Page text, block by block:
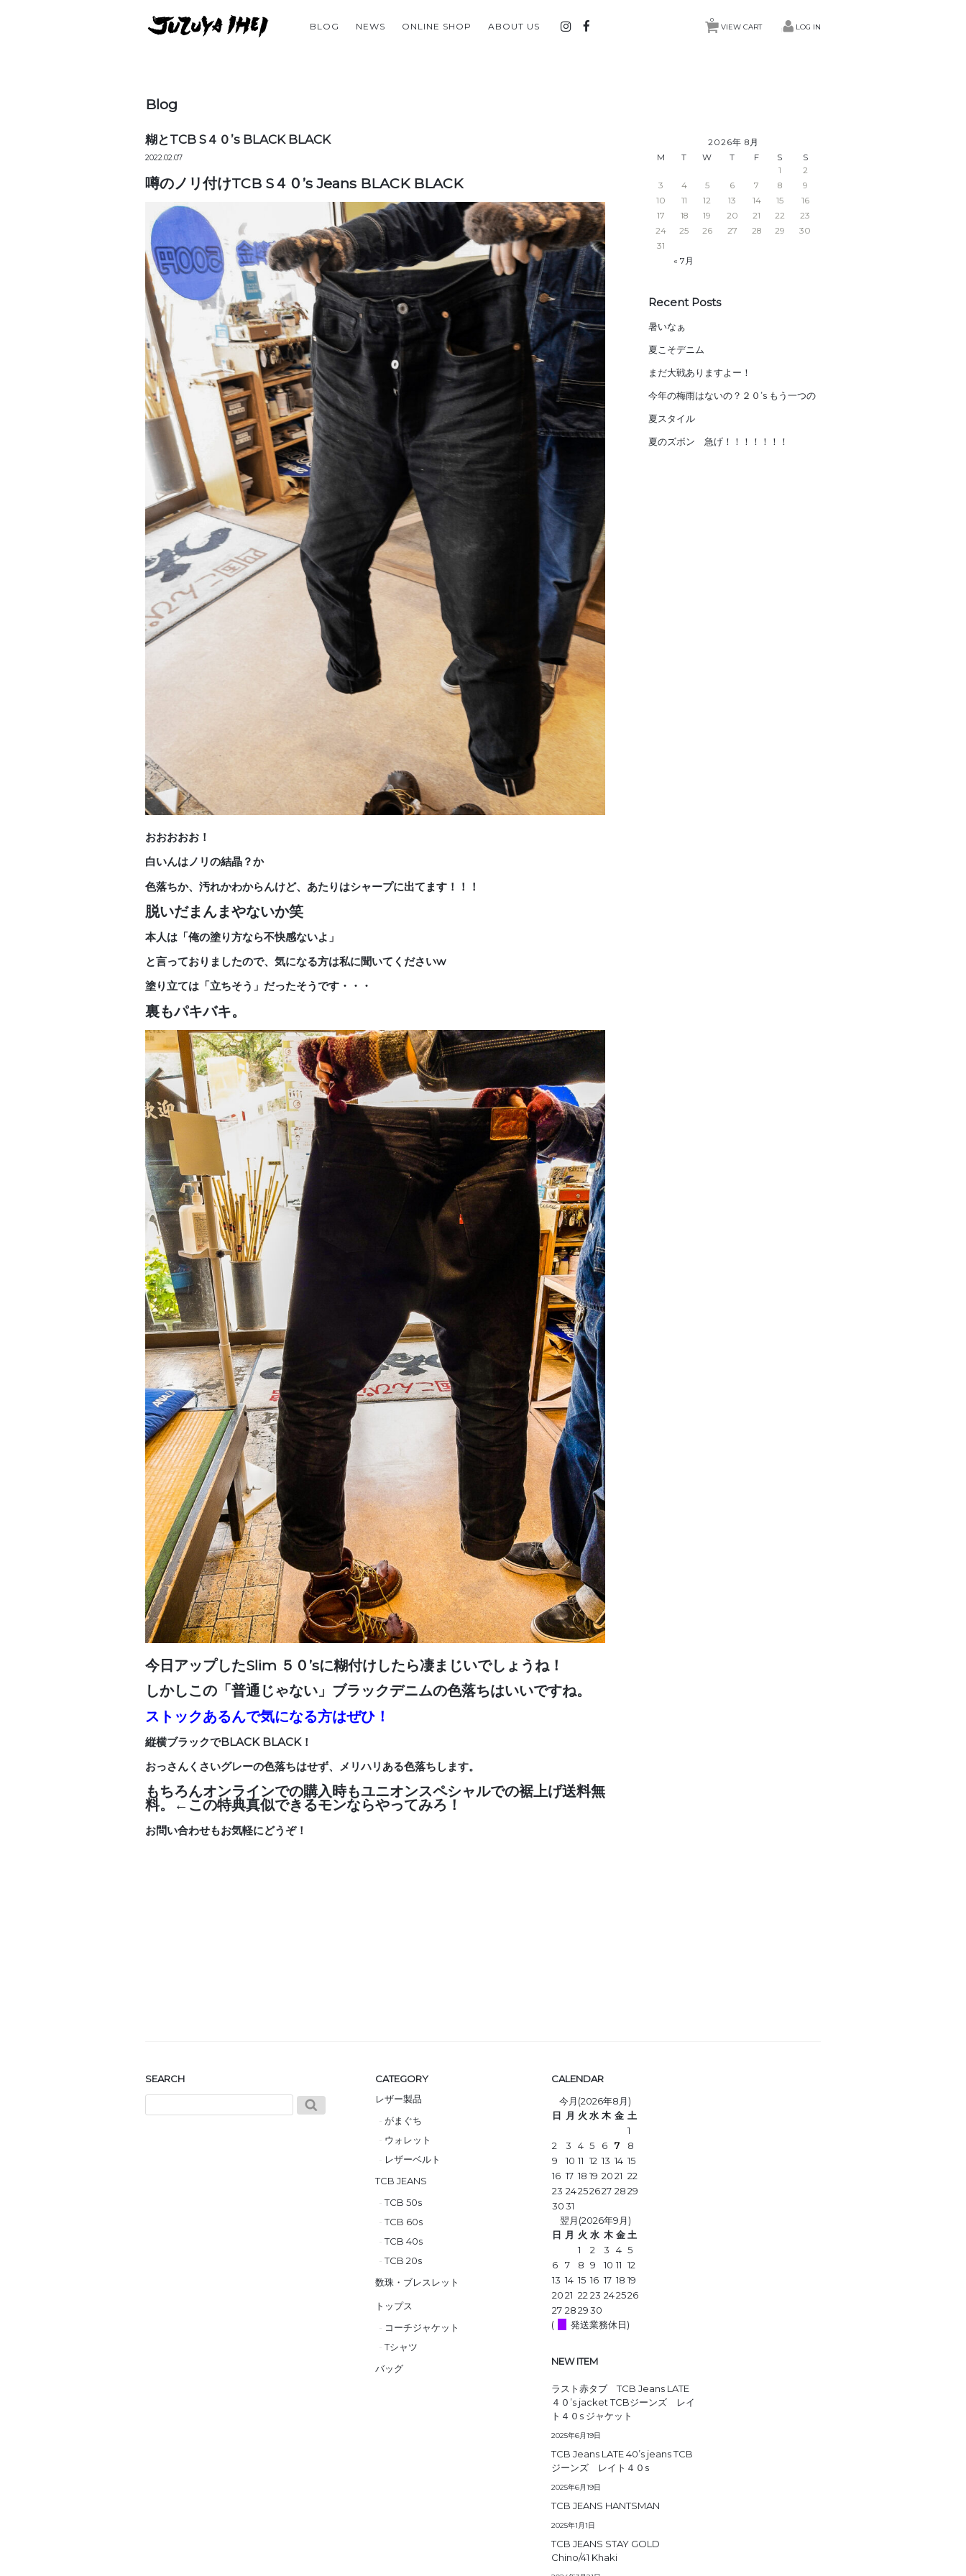
VIEW CART
0
LOG IN
BLOG NEWS ONLINE SHOP ABOUT US
Blog
糊とTCB S４０’s BLACK BLACK
2022.02.07
噂のノリ付けTCB S４０’s Jeans BLACK BLACK
おおおおお！
白いんはノリの結晶？か
色落ちか、汚れかわからんけど、あたりはシャープに出てます！！！
脱いだまんまやないか笑
本人は「俺の塗り方なら不快感ないよ」
と言っておりましたので、気になる方は私に聞いてくださいw
塗り立ては「立ちそう」だったそうです・・・
裏もパキバキ。
今日アップしたSlim ５０’sに糊付けしたら凄まじいでしょうね！
しかしこの「普通じゃない」ブラックデニムの色落ちはいいですね。
ストックあるんで気になる方はぜひ！
縦横ブラックでBLACK BLACK！
おっさんくさいグレーの色落ちはせず、メリハリある色落ちします。
もちろんオンラインでの購入時もユニオンスペシャルでの裾上げ送料無
料。←この特典真似できるモンならやってみろ！
お問い合わせもお気軽にどうぞ！
2026年 8月
M
T W T F S S
« 7月
1
2
3
4 5 6 7 8
9
10
11 12 13 14 15
16
17
18 19 20 21 22
23
24
25 26 27 28 29
30
31
Recent Posts
暑いなぁ
夏こそデニム
まだ大戦ありますよー！
今年の梅雨はないの？２０’s もう一つの
夏スタイル
夏のズボン 急げ！！！！！！！
SEARCH
CATEGORY
レザー製品
がまぐち
ウォレット
レザーベルト
TCB JEANS
TCB 50s
TCB 60s
TCB 40s
TCB 20s
数珠・ブレスレット
トップス
コーチジャケット
Tシャツ
バッグ
CALENDAR
今月(2026年8月)
日 月 火 水 木 金 土
1
2
3 4 5 6 7
8
9
10 11 12 13 14 15
16 17 18 19 2021 22
23 24252627 2829
3031
翌月(2026年9月)
日 月 火 水 木 金土
1
2 3 4 5
6
7 8 9 10 11 12
13 14 15 16 17 18 19
2021 2223 242526
27 282930
(
発送業務休日)
NEW ITEM
ラスト赤タブ TCB Jeans LATE
４０’s jacket TCBジーンズ レイ
ト４０s ジャケット
2025年6月19日
TCB Jeans LATE 40’s jeans TCB
ジーンズ レイト４０s
2025年6月19日
TCB JEANS HANTSMAN
2025年1月1日
TCB JEANS STAY GOLD
Chino/41 Khaki